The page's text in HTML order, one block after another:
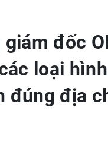
đốc
loại
đúng địa